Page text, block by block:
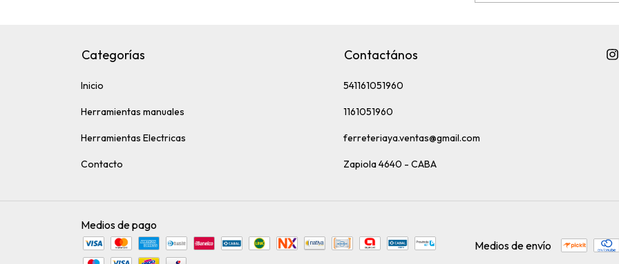
Categorías
Inicio
Herramientas manuales
Herramientas Electricas
Contacto
Contactános
541161051960
1161051960
ferreteriaya.ventas@gmail.com
Zapiola 4640 - CABA
Medios de pago
Medios de envío